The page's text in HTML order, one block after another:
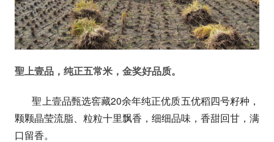
聖上壹品，纯正五常米，金奖好品质。
聖上壹品甄选窖藏20余年纯正优质五优稻四号籽种，
颗颗晶莹流脂、粒粒十里飘香，细细品味，香甜回甘，满
口留香。